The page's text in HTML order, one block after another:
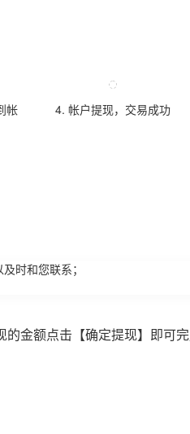
帐 4. 帐户提现，交易成功
时和您联系；
金额点击【确定提现】即可